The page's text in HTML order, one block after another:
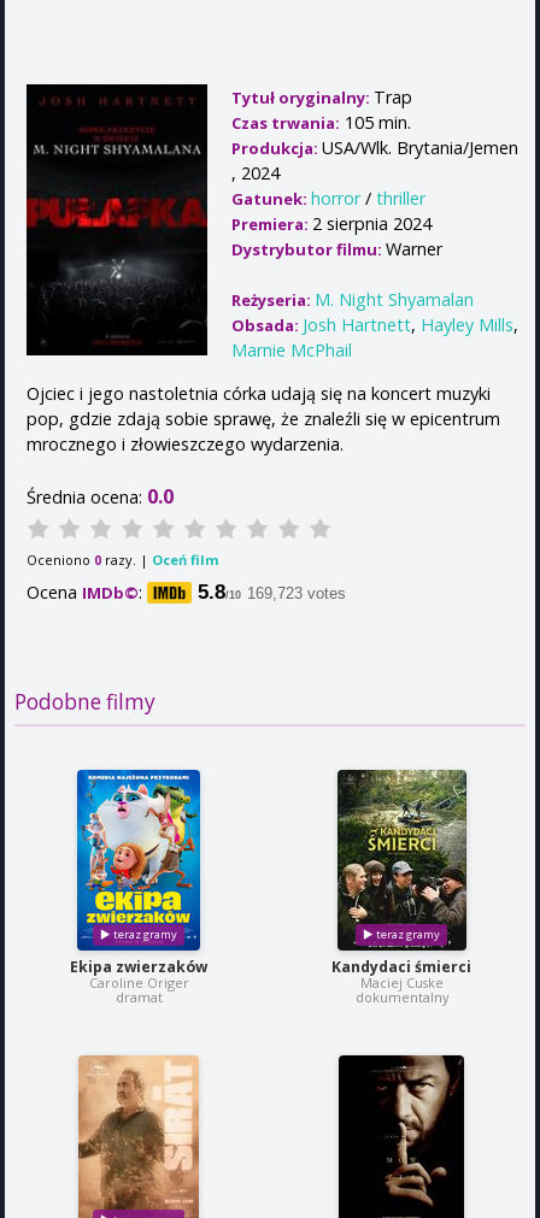
Tytuł oryginalny: Trap
Czas trwania: 105 min.
Produkcja: USA/Wlk. Brytania/Jemen
, 2024
Gatunek: horror/ thriller
Premiera: 2 sierpnia 2024
Dystrybutor filmu: Warner
Reżyseria: M. Night Shyamalan
Obsada: Josh Hartnett, Hayley Mills,
Marnie McPhail
Ojciec i jego nastoletnia córka udają się na koncert muzyki
pop, gdzie zdają sobie sprawę, że znaleźli się w epicentrum
mrocznego i złowieszczego wydarzenia.
Średnia ocena: 0.0
Oceniono 0 razy. | Oceń film
Ocena IMDb©: 5.8/10 169,723 votes
Podobne filmy
Ekipa zwierzaków
Caroline Origer
dramat
Kandydaci śmierci
Maciej Cuske
dokumentalny